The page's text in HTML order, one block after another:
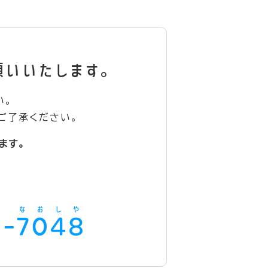
いたします。
承ください。
す。